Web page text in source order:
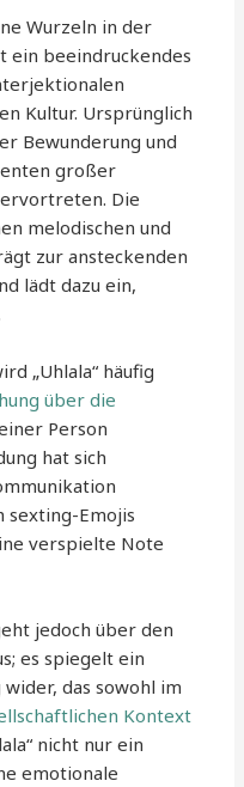
Wurzeln in der
ein beeindruckendes
Kultur. Ursprünglich
Bewunderung und
großer
Die
melodischen und
zur ansteckenden
lädt dazu ein,
„Uhlala“ häufig
über die
Person
hat sich
Emojis
verspielte Note
jedoch über den
es spiegelt ein
das sowohl im
Kontext
nicht nur ein
emotionale